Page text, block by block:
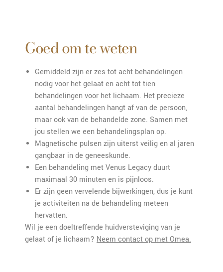
Goed om te weten
Gemiddeld zijn er zes tot acht behandelingen
nodig voor het gelaat en acht tot tien
behandelingen voor het lichaam. Het precieze
aantal behandelingen hangt af van de persoon,
maar ook van de behandelde zone. Samen met
jou stellen we een behandelingsplan op.
Magnetische pulsen zijn uiterst veilig en al jaren
gangbaar in de geneeskunde.
Een behandeling met Venus Legacy duurt
maximaal 30 minuten en is pijnloos.
Er zijn geen vervelende bijwerkingen, dus je kunt
je activiteiten na de behandeling meteen
hervatten.
Wil je een doeltreffende huidversteviging van je
gelaat of je lichaam? Neem contact op met Omea.